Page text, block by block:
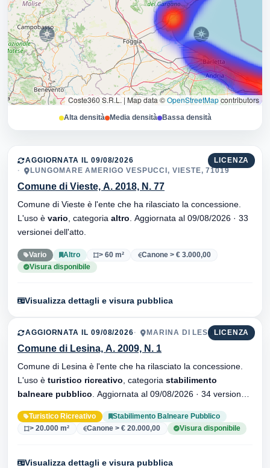
Coste360 S.R.L.| Map data ©OpenStreetMapcontributors
Alta densità Media densità Bassa densità
LICENZA
AGGIORNATA IL 09/08/2026
LUNGOMARE AMERIGO VESPUCCI, VIESTE, 71019
Comune di Vieste, A. 2018, N. 77
Comune di Vieste è l'ente che ha rilasciato la concessione.
L'uso è vario , categoria altro
versionei dell'atto.
Vario Altro > 60 m²
Canone > € 3.000,00
Visura disponibile
Visualizza dettagli e visura pubblica
LICENZA
AGGIORNATA IL 09/08/2026 MARINA DI LESINA
Comune di Lesina, A. 2009, N. 1
Comune di Lesina è l'ente che ha rilasciato la concessione.
L'uso è turistico ricreativo , categoria stabilimento
balneare pubblico
Turistico Ricreativo
Stabilimento Balneare Pubblico
> 20.000 m²
Canone > € 20.000,00 Visura disponibile
Visualizza dettagli e visura pubblica